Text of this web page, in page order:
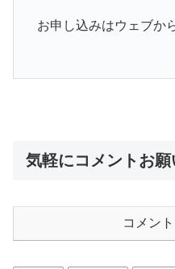
お申し込みはウェブか
気軽にコメントお願
コメン